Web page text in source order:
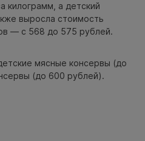
килограмм, а детский
выросла стоимость
— с 568 до 575 рублей.
мясные консервы (до
(до 600 рублей).